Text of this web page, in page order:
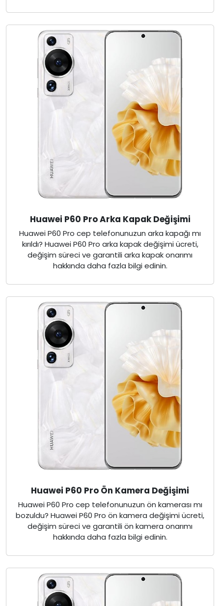
Huawei P60 Pro Arka Kapak Değişimi
Huawei P60 Pro cep telefonunuzun arka kapağı mı
kırıldı? Huawei P60 Pro arka kapak değişimi ücreti,
değişim süreci ve garantili arka kapak onarımı
hakkında daha fazla bilgi edinin.
Huawei P60 Pro Ön Kamera Değişimi
Huawei P60 Pro cep telefonunuzun ön kamerası mı
bozuldu? Huawei P60 Pro ön kamera değişimi ücreti,
değişim süreci ve garantili ön kamera onarımı
hakkında daha fazla bilgi edinin.